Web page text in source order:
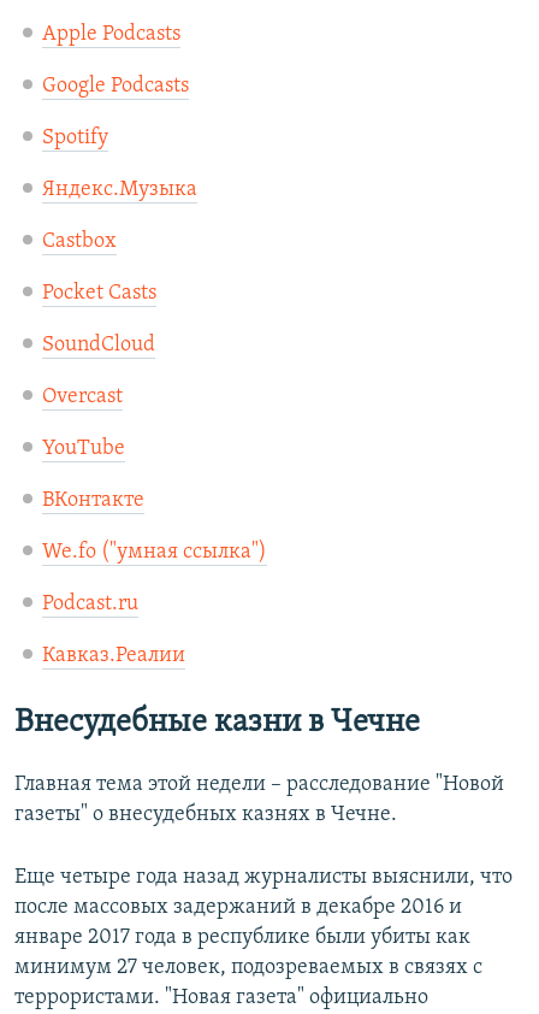
Apple Podcasts
Google Podcasts
Spotify
Яндекс.Музыка
Castbox
Pocket Casts
SoundCloud
Overcast
YouTube
ВКонтакте
We.fo ("умная ссылка")
Podcast.ru
Кавказ.Реалии
Внесудебные казни в Чечне
Главная тема этой недели – расследование "Новой
газеты" о внесудебных казнях в Чечне.
Еще четыре года назад журналисты выяснили, что
после массовых задержаний в декабре 2016 и
январе 2017 года в республике были убиты как
минимум 27 человек, подозреваемых в связях с
террористами. "Новая газета" официально